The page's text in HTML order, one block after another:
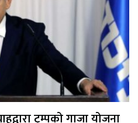
ट्रम्पको गाजा योजना